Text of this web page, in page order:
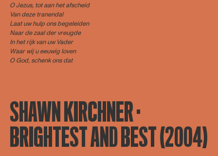
O Jezus, tot aan het afscheid
Van deze tranendal
Laat uw hulp ons begeleiden
Naar de zaal der vreugde
In het rijk van uw Vader
Waar wij u eeuwig loven
O God, schenk ons dat
SHAWN KIRCHNER ·
BRIGHTEST AND BEST (2004)